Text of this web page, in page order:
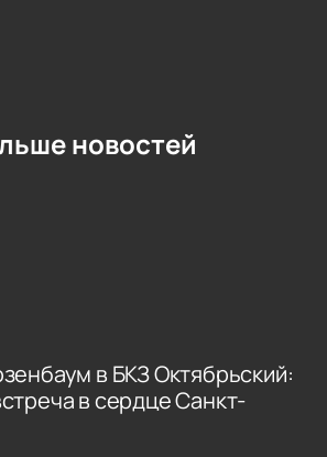
новостей
в БКЗ Октябрьский:
в сердце Санкт-